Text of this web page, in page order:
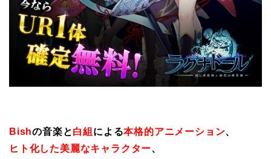
Bishの音楽と白組 による本格的アニメーション、
ヒト化した美麗なキャラクター、